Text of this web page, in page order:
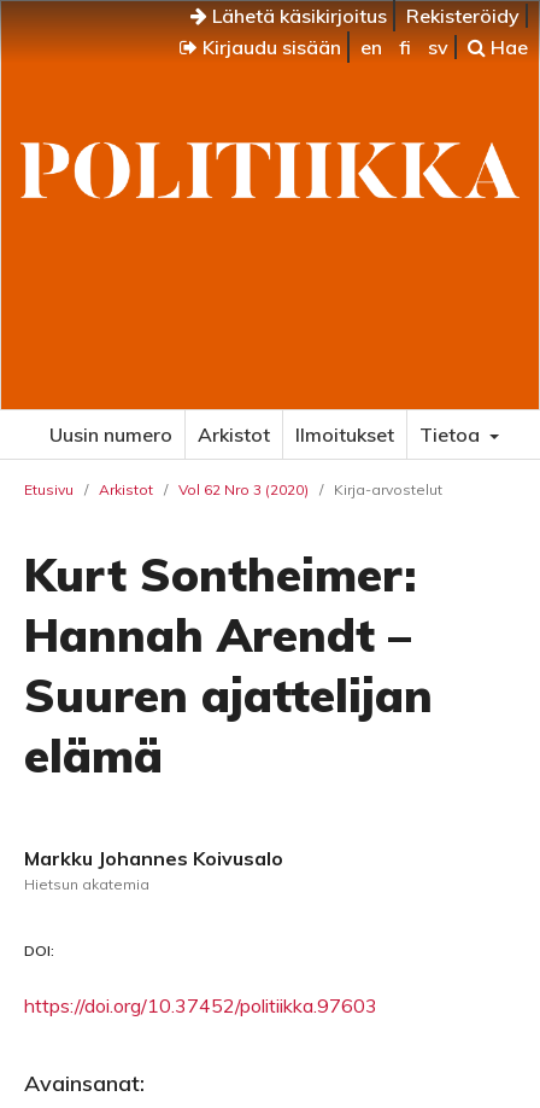
Lähetä käsikirjoitus
Rekisteröidy
Kirjaudu sisään
en fi sv Hae
Uusin numero Arkistot Ilmoitukset Tietoa
Etusivu / Arkistot / Vol 62 Nro 3 (2020) / Kirja-arvostelut
Kurt Sontheimer:
Hannah Arendt –
Suuren ajattelijan
elämä
Markku Johannes Koivusalo
Hietsun akatemia
DOI:
https://doi.org/10.37452/politiikka.97603
Avainsanat: